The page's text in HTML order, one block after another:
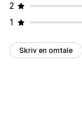
2
1
Skriv en omtale